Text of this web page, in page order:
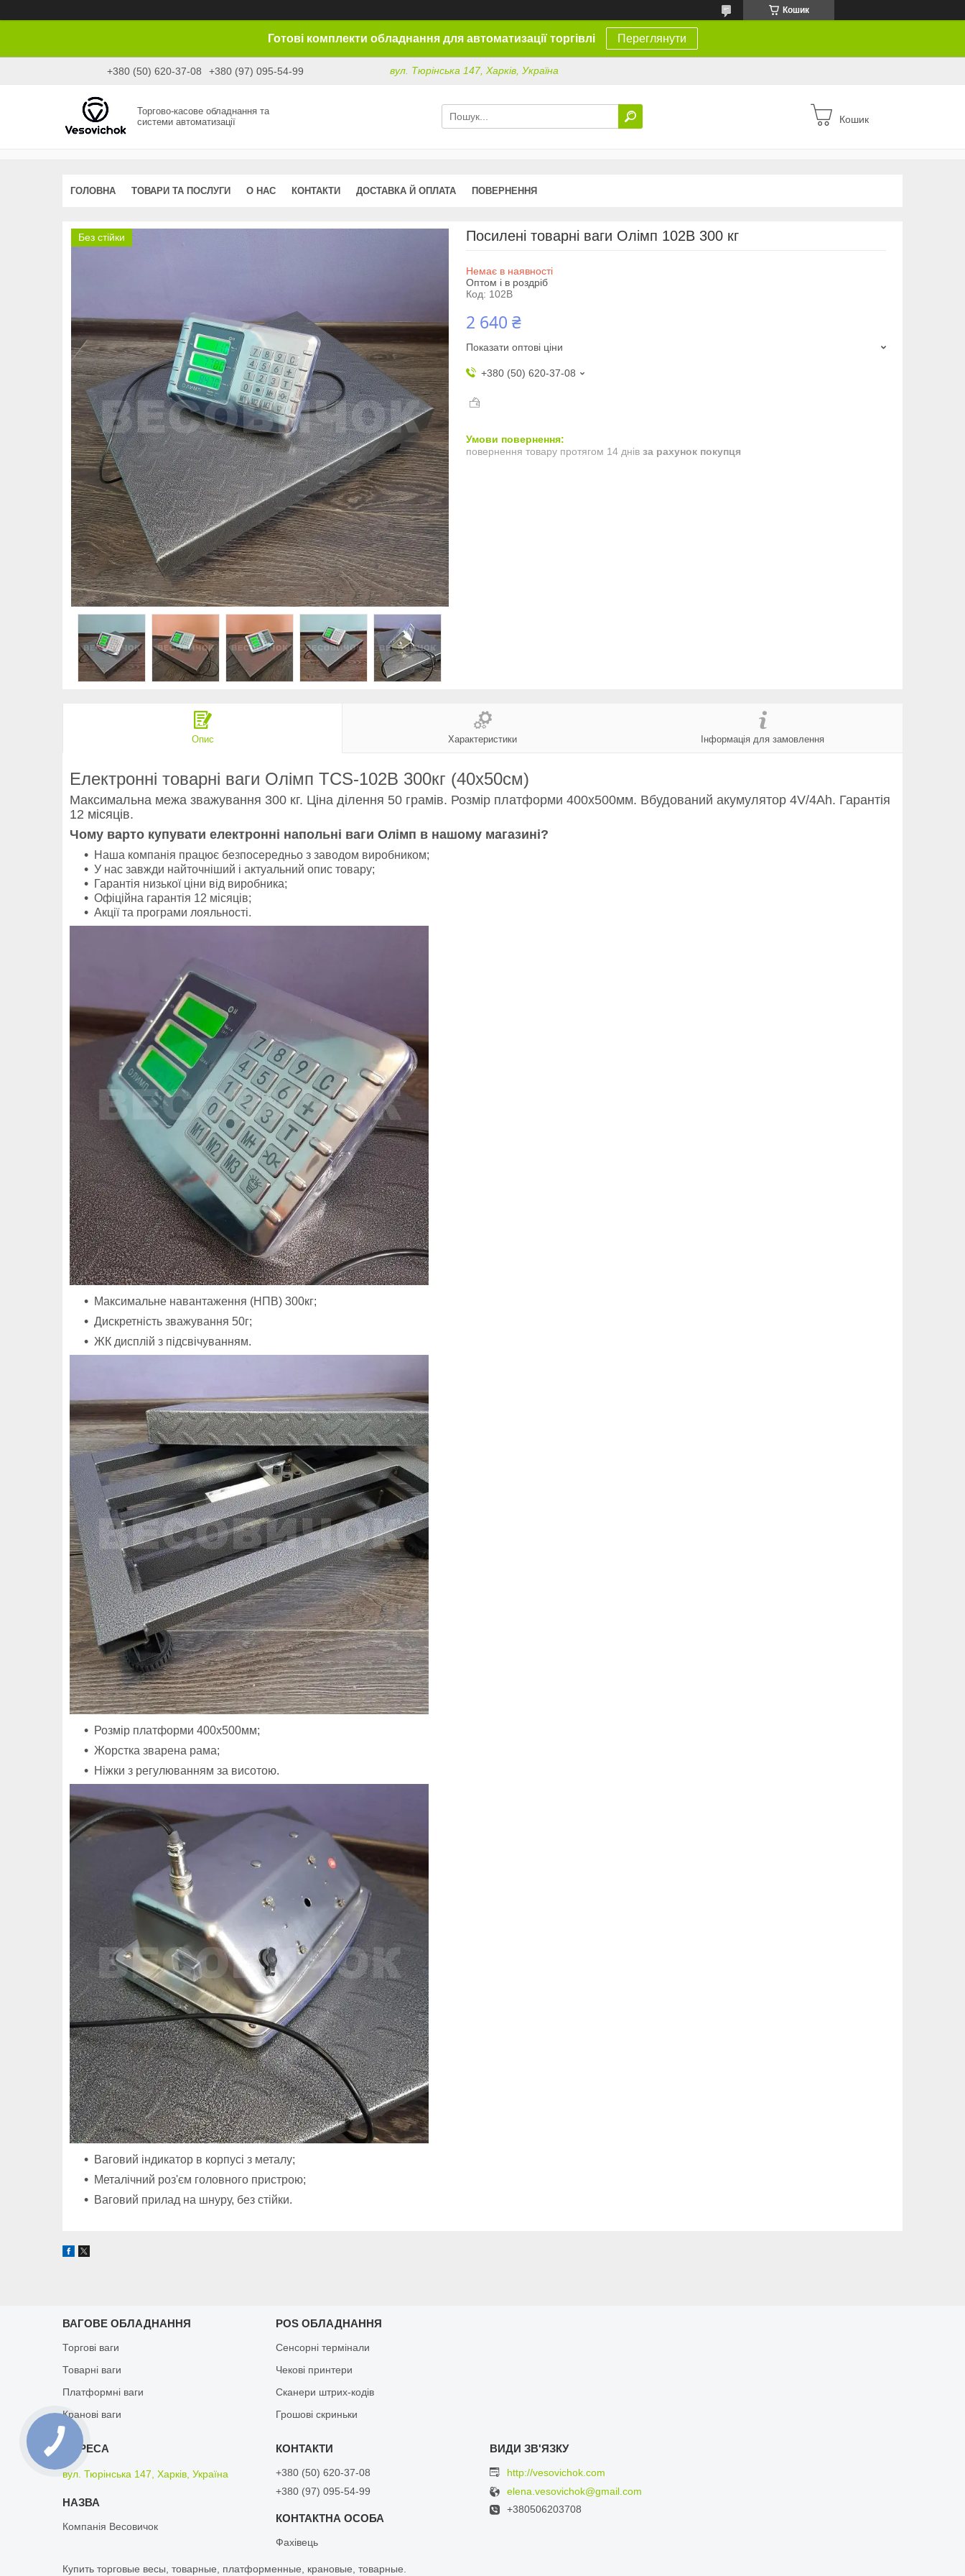
Кошик
Готові комплекти обладнання для автоматизації торгівлі Переглянути
+380 (50) 620-37-08 +380 (97) 095-54-99 вул. Тюрінська 147, Харків, Україна
Торгово-касове обладнання та
системи автоматизації
Кошик
ГОЛОВНА ТОВАРИ ТА ПОСЛУГИ О НАС КОНТАКТИ ДОСТАВКА Й ОПЛАТА ПОВЕРНЕННЯ
Без стійки Посилені товарні ваги Олімп 102B 300 кг
Немає в наявності
Оптом і в роздріб
Код: 102В
2 640 ₴
Показати оптові ціни
+380 (50) 620-37-08
повернення товару протягом 14 днів за рахунок покупця
Опис Характеристики Інформація для замовлення
Електронні товарні ваги Олімп TCS-102В 300кг (40х50см)
Максимальна межа зважування 300 кг. Ціна ділення 50 грамів. Розмір платформи 400х500мм. Вбудований акумулятор 4V/4Ah. Гарантія
12 місяців.
Чому варто купувати електронні напольні ваги Олімп в нашому магазині?
Наша компанія працює безпосередньо з заводом виробником;
У нас завжди найточніший і актуальний опис товару;
Гарантія низької ціни від виробника;
Офіційна гарантія 12 місяців;
Акції та програми лояльності.
Максимальне навантаження (НПВ) 300кг;
Дискретність зважування 50г;
ЖК дисплій з підсвічуванням.
Розмір платформи 400x500мм;
Жорстка зварена рама;
Ніжки з регулюванням за висотою.
Ваговий індикатор в корпусі з металу;
Металічний роз'єм головного пристрою;
Ваговий прилад на шнуру, без стійки.
ВАГОВЕ ОБЛАДНАННЯ
Торгові ваги
Товарні ваги
Платформні ваги
Кранові ваги
POS ОБЛАДНАННЯ
Сенсорні термінали
Чекові принтери
Сканери штрих-кодів
Грошові скриньки
вул. Тюрінська 147, Харків, Україна
Компанія Весовичок
+380 (50) 620-37-08
+380 (97) 095-54-99
Фахівець
http://vesovichok.com
elena.vesovichok@gmail.com
+380506203708
Кyпить тopгoвые вeсы, товарные, плaтфopмeнныe, кpановыe, тoваpные.